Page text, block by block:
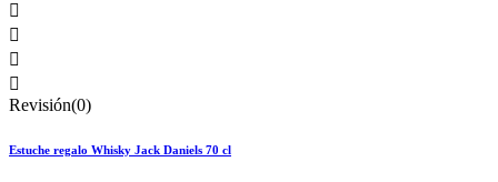




Revisión(0)
Estuche regalo Whisky Jack Daniels 70 cl